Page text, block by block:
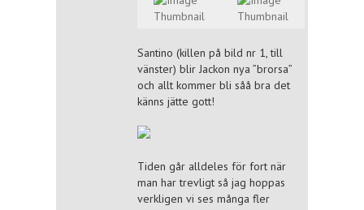
Santino (killen på bild nr 1, till
vänster) blir Jackon nya ”brorsa”
och allt kommer bli såå bra det
känns jätte gott!
Tiden går alldeles för fort när
man har trevligt så jag hoppas
verkligen vi ses många fler